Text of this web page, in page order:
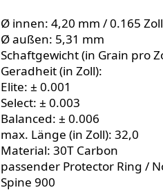
Ø innen: 4,20 mm / 0.165 Zoll
Ø außen: 5,31 mm
Schaftgewicht (in Grain pro
Geradheit (in Zoll):
Elite: ± 0.001
Select: ± 0.003
Balanced: ± 0.006
max. Länge (in Zoll): 32,0
Material: 30T Carbon
passender Protector Ring /
Spine 900